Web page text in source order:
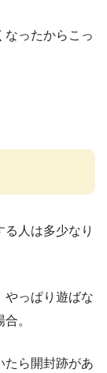
なったからこっ
人は多少なり
やっぱり遊ばな
。
たら開封跡があ